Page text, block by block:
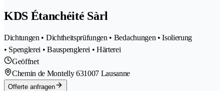
KDS Étanchéité Sàrl
Dichtungen • Dichtheitsprüfungen • Bedachungen • Isolierung
• Spenglerei • Bauspenglerei • Härterei
Geöffnet
Chemin de Montelly 631007 Lausanne
Offerte anfragen